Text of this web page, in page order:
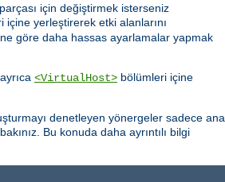
için değiştirmek isterseniz
içine yerleştirerek etki alanlarını
göre daha hassas ayarlamalar yapmak
<VirtualHost> bölümleri içine
denetleyen yönergeler sadece ana
bakınız. Bu konuda daha ayrıntılı bilgi